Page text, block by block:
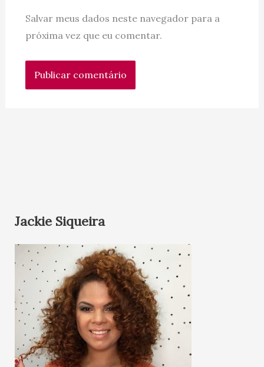
Salvar meus dados neste navegador para a
próxima vez que eu comentar.
Jackie Siqueira